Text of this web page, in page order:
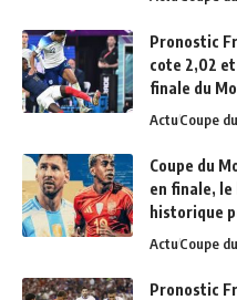
Pronostic
cote 2,02
finale du
ActuCoupe
Coupe du
en finale, le
historique
ActuCoupe
Pronostic